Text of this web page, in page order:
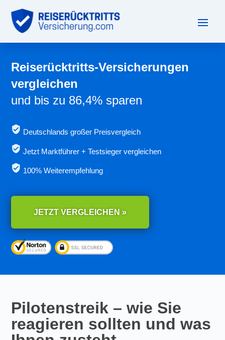
Reiserücktritts-Versicherungen
vergleichen
und bis zu 86,4% sparen
Deutschlands großer Preisvergleich
Jetzt Marktführer + Testsieger vergleichen
100% Weiterempfehlung
JETZT VERGLEICHEN »
Pilotenstreik – wie Sie
reagieren sollten und was